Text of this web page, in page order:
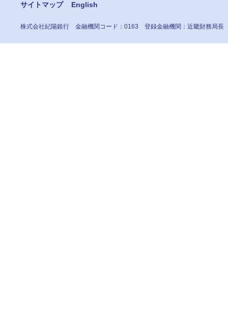
サイトマップ English
株式会社紀陽銀行 金融機関コード：0163 登録金融機関：近畿財務局長